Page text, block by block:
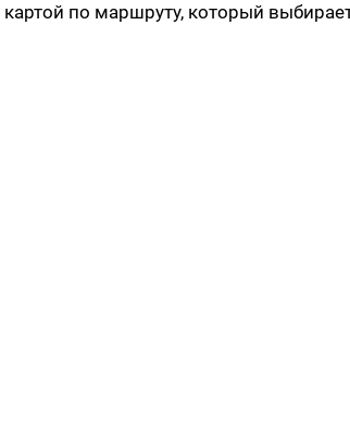
по маршруту, который